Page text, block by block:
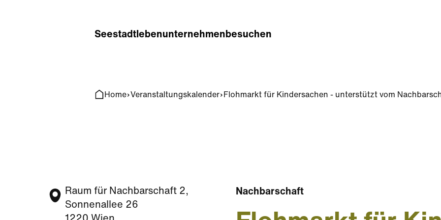
Seestadtlebenunternehmenbesuchen
Home Veranstaltungskalender Flohmarkt für Kindersachen - unterstützt vom
Raum für Nachbarschaft 2,
Sonnenallee 26
Nachbarschaft